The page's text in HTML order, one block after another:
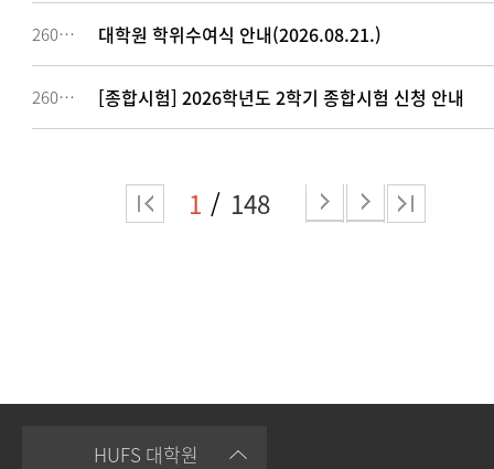
260418 대학원 학위수여식 안내(2026.08.21.)
260404 [종합시험] 2026학년도 2학기 종합시험 신청 안내
1 148
HUFS 대학원